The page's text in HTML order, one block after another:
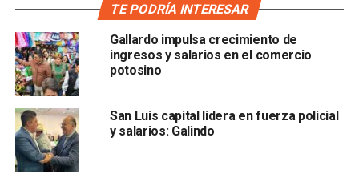
El funcionario añadió queen la región bajío, San Luis
Potosí es el segundo lugar
salarios, solo pordebajo de Querétaro, “pero
escasamente por seis o siete pesos”.
TE PODRÍA INTERESAR
Gallardo impulsa crecimiento de
ingresos y salarios en el comercio
potosino
San Luis capital lidera en fuerza policial
y salarios: Galindo